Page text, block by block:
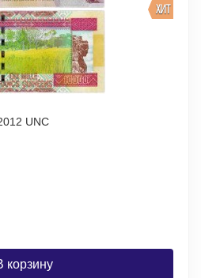
ХИТ
Гвинея 10000 франков 2012 UNC
корзину